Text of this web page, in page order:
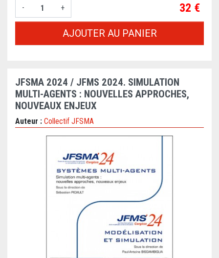
-
+ Prix
32 €
AJOUTER AU PANIER
JFSMA 2024 / JFMS 2024. SIMULATION
MULTI-AGENTS : NOUVELLES APPROCHES,
NOUVEAUX ENJEUX
Auteur : Collectif JFSMA